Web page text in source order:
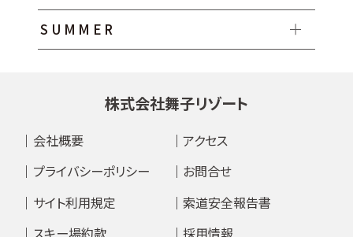
SUMMER
株式会社舞子リゾート
会社概要
プライバシーポリシー
サイト利用規定
スキー場約款
アクセス
お問合せ
索道安全報告書
採用情報